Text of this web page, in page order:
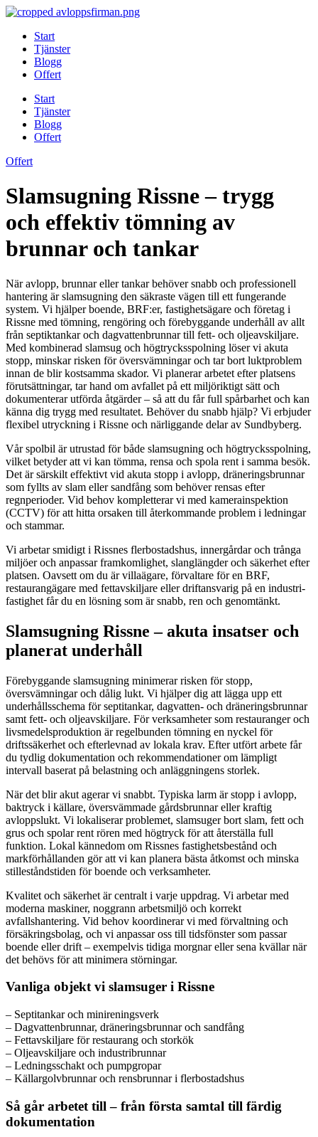
Skip
contentStart
Tjänster
Blogg
Offert
Start
Tjänster
Blogg
Offert
Offert
Slamsugning Rissne – trygg
och effektiv tömning av
brunnar och tankar
När avlopp, brunnar eller tankar behöver snabb och professionell
hantering är slamsugning den säkraste vägen till ett fungerande
system. Vi hjälper boende, BRF:er, fastighetsägare och företag i
Rissne med tömning, rengöring och förebyggande underhåll av allt
från septiktankar och dagvattenbrunnar till fett- och oljeavskiljare.
Med kombinerad slamsug och högtrycksspolning löser vi akuta
stopp, minskar risken för översvämningar och tar bort luktproblem
innan de blir kostsamma skador. Vi planerar arbetet efter platsens
förutsättningar, tar hand om avfallet på ett miljöriktigt sätt och
dokumenterar utförda åtgärder – så att du får full spårbarhet och kan
känna dig trygg med resultatet. Behöver du snabb hjälp? Vi erbjuder
flexibel utryckning i Rissne och närliggande delar av Sundbyberg.
Vår spolbil är utrustad för både slamsugning och högtrycksspolning,
vilket betyder att vi kan tömma, rensa och spola rent i samma besök.
Det är särskilt effektivt vid akuta stopp i avlopp, dräneringsbrunnar
som fyllts av slam eller sandfång som behöver rensas efter
regnperioder. Vid behov kompletterar vi med kamera­inspektion
(CCTV) för att hitta orsaken till återkommande problem i ledningar
och stammar.
Vi arbetar smidigt i Rissnes flerbostadshus, innergårdar och trånga
miljöer och anpassar framkomlighet, slanglängder och säkerhet efter
platsen. Oavsett om du är villaägare, förvaltare för en BRF,
restaurangägare med fettavskiljare eller driftansvarig på en industri­
fastighet får du en lösning som är snabb, ren och genomtänkt.
Slamsugning Rissne – akuta insatser och
planerat underhåll
Förebyggande slamsugning minimerar risken för stopp,
översvämningar och dålig lukt. Vi hjälper dig att lägga upp ett
underhållsschema för septitankar, dagvatten- och dräneringsbrunnar
samt fett- och oljeavskiljare. För verksamheter som restauranger och
livsmedelsproduktion är regelbunden tömning en nyckel för
driftssäkerhet och efterlevnad av lokala krav. Efter utfört arbete får
du tydlig dokumentation och rekommendationer om lämpligt
intervall baserat på belastning och anläggningens storlek.
När det blir akut agerar vi snabbt. Typiska larm är stopp i avlopp,
baktryck i källare, översvämmade gårdsbrunnar eller kraftig
avloppslukt. Vi lokaliserar problemet, slamsuger bort slam, fett och
grus och spolar rent rören med högtryck för att återställa full
funktion. Lokal kännedom om Rissnes fastighetsbestånd och
markförhållanden gör att vi kan planera bästa åtkomst och minska
stilleståndstiden för boende och verksamheter.
Kvalitet och säkerhet är centralt i varje uppdrag. Vi arbetar med
moderna maskiner, noggrann arbetsmiljö och korrekt
avfallshantering. Vid behov koordinerar vi med förvaltning och
försäkringsbolag, och vi anpassar oss till tidsfönster som passar
boende eller drift – exempelvis tidiga morgnar eller sena kvällar när
det behövs för att minimera störningar.
Vanliga objekt vi slamsuger i Rissne
– Septitankar och minireningsverk
– Dagvattenbrunnar, dräneringsbrunnar och sandfång
– Fettavskiljare för restaurang och storkök
– Oljeavskiljare och industribrunnar
– Ledningsschakt och pumpgropar
– Källargolvbrunnar och rensbrunnar i flerbostadshus
Så går arbetet till – från första samtal till färdig
dokumentation